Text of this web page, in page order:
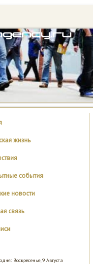
жизнь
события
новости
связь
Воскресенье, 9 Августа